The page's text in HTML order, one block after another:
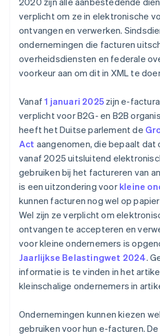
verplicht om ze in elektronische
ontvangen en verwerken.
ondernemingen die facturen
overheidsdiensten en federale
voorkeur aan om dit in XML te
Vanaf1 januari 2025 zijn e-
verplicht voor B2G- en B2B
heeft het Duitse parlement de
Act aangenomen, die bepaalt dat
vanaf 2025 uitsluitend
gebruiken bij het factureren van
is een uitzondering voor kleine
kunnen facturen nog wel op
Wel zijn ze verplicht om
ontvangen te accepteren en
voor kleine ondernemers is
Jaarlijkse Belastingwet 2024.
informatie is te vinden in het
kleinschalige ondernemers in
Ondernemingen kunnen kiezen
gebruiken voor hun e-facturen.